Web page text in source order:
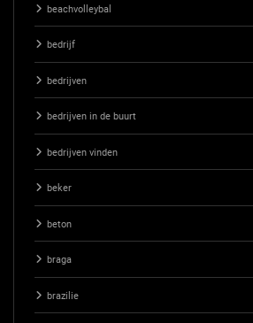
beachvolleybal
bedrijf
bedrijven
bedrijven in de buurt
bedrijven vinden
beker
beton
braga
brazilie